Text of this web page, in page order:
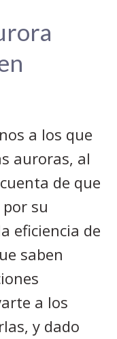
a los que
auroras, al
de que
su
eficiencia de
saben
a los
y dado